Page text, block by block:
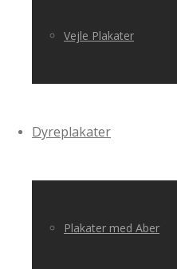
Vejle Plakater
Dyreplakater
Plakater med Aber